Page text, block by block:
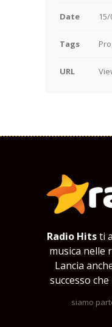
Date
Tags
URL
Radio Hitsti
musica nelle
Lancia
successo
siamo